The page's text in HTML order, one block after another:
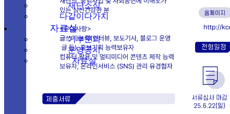
재단소식
다같이다가치
자료실
기부문의
운영공시
자료실